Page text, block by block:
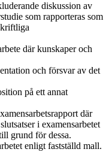
diskussion av
som rapporteras som
där kunskaper och
och försvar av det
på ett annat
där
i examensarbetet
grund för dessa.
enligt fastställd mall.